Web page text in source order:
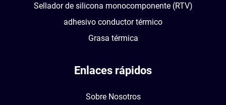
Sellador de silicona monocomponente (RTV)
adhesivo conductor térmico
Grasa térmica
Enlaces rápidos
Sobre Nosotros